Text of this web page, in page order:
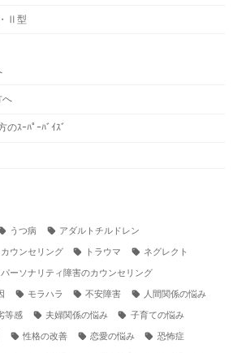
Ⅱ型
へ
のｽｰﾊﾟｰﾊﾞｲｽﾞ
うつ病 アダルトチルドレン
カウンセリング トラウマ ネグレクト
パーソナリティ障害のカウンセリング
モラハラ 不安障害 人間関係の悩み
等感 夫婦関係の悩み 子育ての悩み
性格の改善 恋愛の悩み 恐怖症